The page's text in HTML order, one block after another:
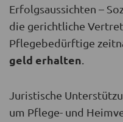
Erfolgsaussichten –
die gerichtliche
Pflegebedürftige
geld erhalten
Juristische
um Pflege- und